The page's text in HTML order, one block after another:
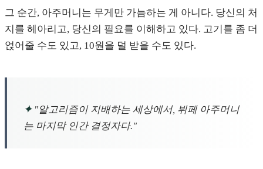
그 순간, 아주머니는 무게만 가늠하는 게 아니다. 당신의 처
지를 헤아리고, 당신의 필요를 이해하고 있다. 고기를 좀 더
얹어줄 수도 있고, 10원을 덜 받을 수도 있다.
✦"알고리즘이 지배하는 세상에서, 뷔페 아주머니
는 마지막 인간 결정자다."